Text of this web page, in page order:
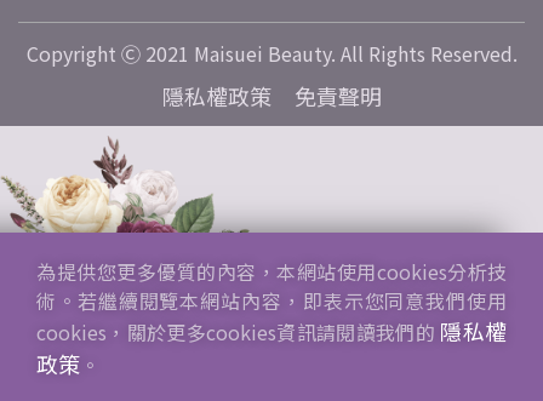
Copyright Ⓒ 2021 Maisuei Beauty. All Rights Reserved.
隱私權政策 免責聲明
為提供您更多優質的內容，本網站使用cookies分析技
術。若繼續閱覽本網站內容，即表示您同意我們使用
cookies，關於更多cookies資訊請閱讀我們的 隱私權
政策 。